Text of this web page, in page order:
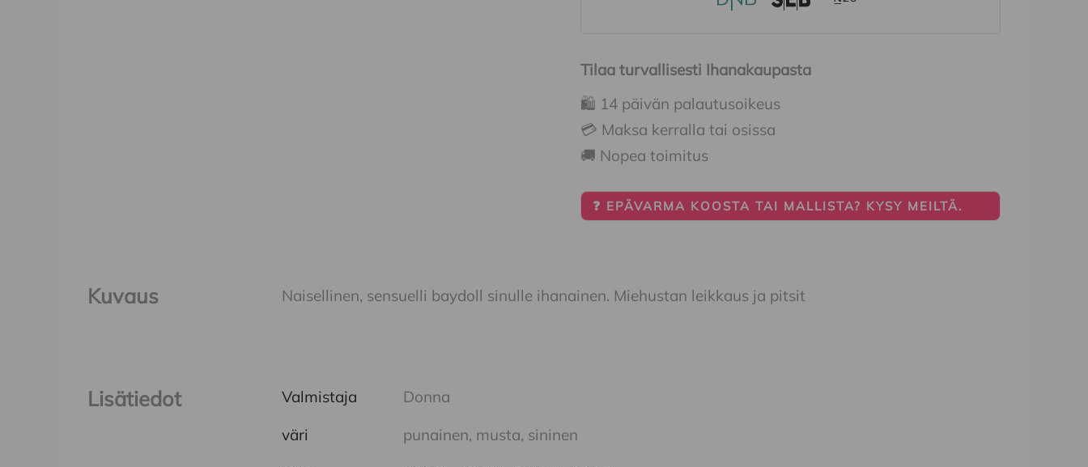
Tilaa turvallisesti Ihanakaupasta
🛍️ 14 päivän palautusoikeus
💳 Maksa kerralla tai osissa
🚚 Nopea toimitus
❓ EPÄVARMA KOOSTA TAI MALLISTA? KYSY MEILTÄ.
Kuvaus Naisellinen, sensuelli baydoll sinulle ihanainen. Miehustan leikkaus ja pitsit
Lisätiedot Valmistaja
Donna
väri
punainen, musta, sininen